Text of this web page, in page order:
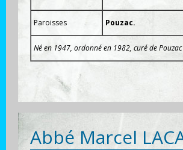
Paroisses Pouzac.
Né en 1947, ordonné en 1982, curé de
Abbé Marcel